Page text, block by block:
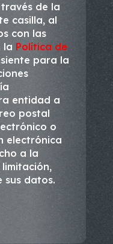
de la
casilla, al
con las
la Política de
para la
entidad a
postal
o
electrónica
a la
datos.